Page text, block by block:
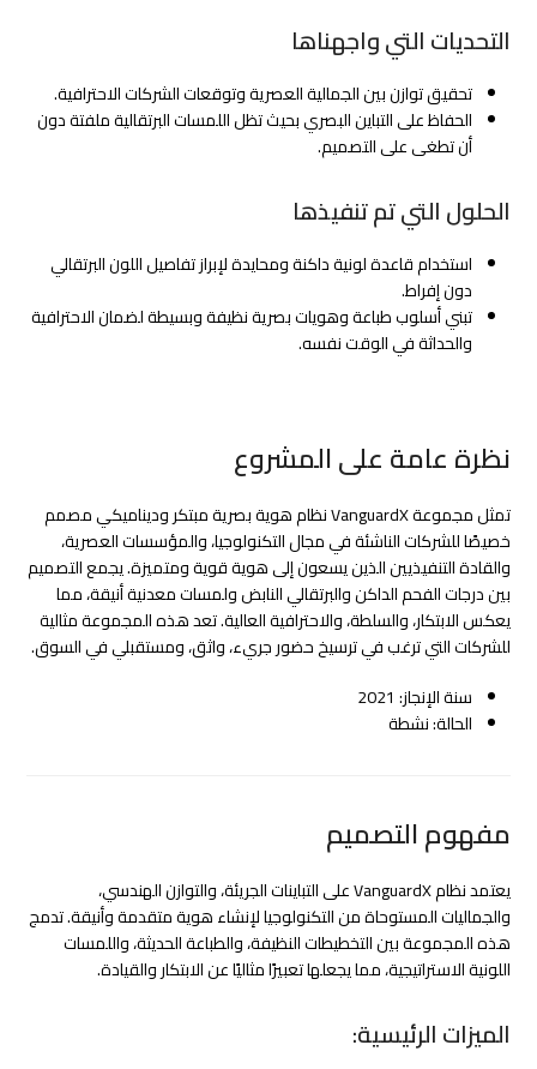
التحديات التي واجهناها
تحقيق توازن بين الجمالية العصرية وتوقعات الشركات الاحترافية.
الحفاظ على التباين البصري بحيث تظل اللمسات البرتقالية ملفتة دون
أن تطغى على التصميم.
الحلول التي تم تنفيذها
استخدام قاعدة لونية داكنة ومحايدة لإبراز تفاصيل اللون البرتقالي
دون إفراط.
تبني أسلوب طباعة وهويات بصرية نظيفة وبسيطة لضمان الاحترافية
والحداثة في الوقت نفسه.
نظرة عامة على المشروع
تمثل مجموعة VanguardX نظام هوية بصرية مبتكر وديناميكي مصمم
خصيصًا للشركات الناشئة في مجال التكنولوجيا، والمؤسسات العصرية،
والقادة التنفيذيين الذين يسعون إلى هوية قوية ومتميزة. يجمع التصميم
بين درجات الفحم الداكن والبرتقالي النابض ولمسات معدنية أنيقة، مما
يعكس الابتكار، والسلطة، والاحترافية العالية. تعد هذه المجموعة مثالية
للشركات التي ترغب في ترسيخ حضور جريء، واثق، ومستقبلي في السوق.
سنة الإنجاز: 2021
الحالة: نشطة
مفهوم التصميم
يعتمد نظام VanguardX على التباينات الجريئة، والتوازن الهندسي،
والجماليات المستوحاة من التكنولوجيا لإنشاء هوية متقدمة وأنيقة. تدمج
هذه المجموعة بين التخطيطات النظيفة، والطباعة الحديثة، واللمسات
اللونية الاستراتيجية، مما يجعلها تعبيرًا مثاليًا عن الابتكار والقيادة.
الميزات الرئيسية: